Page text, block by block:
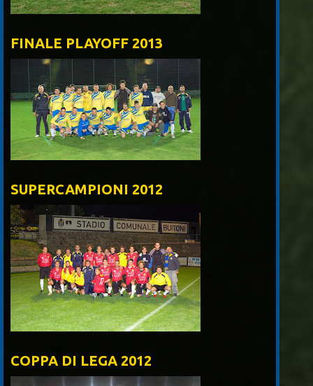
FINALE PLAYOFF 2013
SUPERCAMPIONI 2012
COPPA DI LEGA 2012